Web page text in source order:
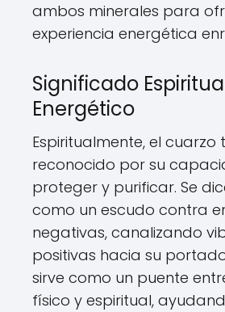
ambos minerales para
experiencia energética
Significado
Energético
Espiritualmente, el cuarzo
reconocido por su
proteger y purificar. Se
como un escudo contra
negativas, canalizando
positivas hacia su
sirve como un puente
físico y espiritual,